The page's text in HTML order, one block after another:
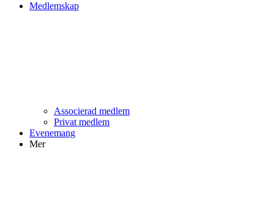
Medlemskap
Associerad medlem
Privat medlem
Evenemang
Mer